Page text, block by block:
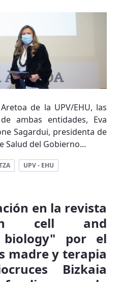
de la UPV/EHU, las
ambas entidades, Eva
Sagardui, presidenta de
Salud del Gobierno...
UPV - EHU
en la revista
in cell and
biology" por el
madre y terapia
Bizkaia